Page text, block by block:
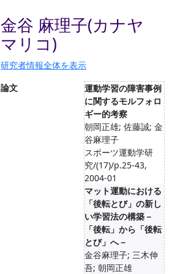
金谷 麻理子(カナヤ
マリコ)
研究者情報全体を表示
論文
運動学習の障害事例
に関するモルフォロ
ギー的考察
朝岡正雄; 佐藤誠; 金
谷麻理子
スポーツ運動学研
究/(17)/p.25-43,
2004-01
マット運動における
「後転とび」の新し
い学習法の構築－
「後転」から「後転
とび」へ－
金谷麻理子; 三木伸
吾; 朝岡正雄